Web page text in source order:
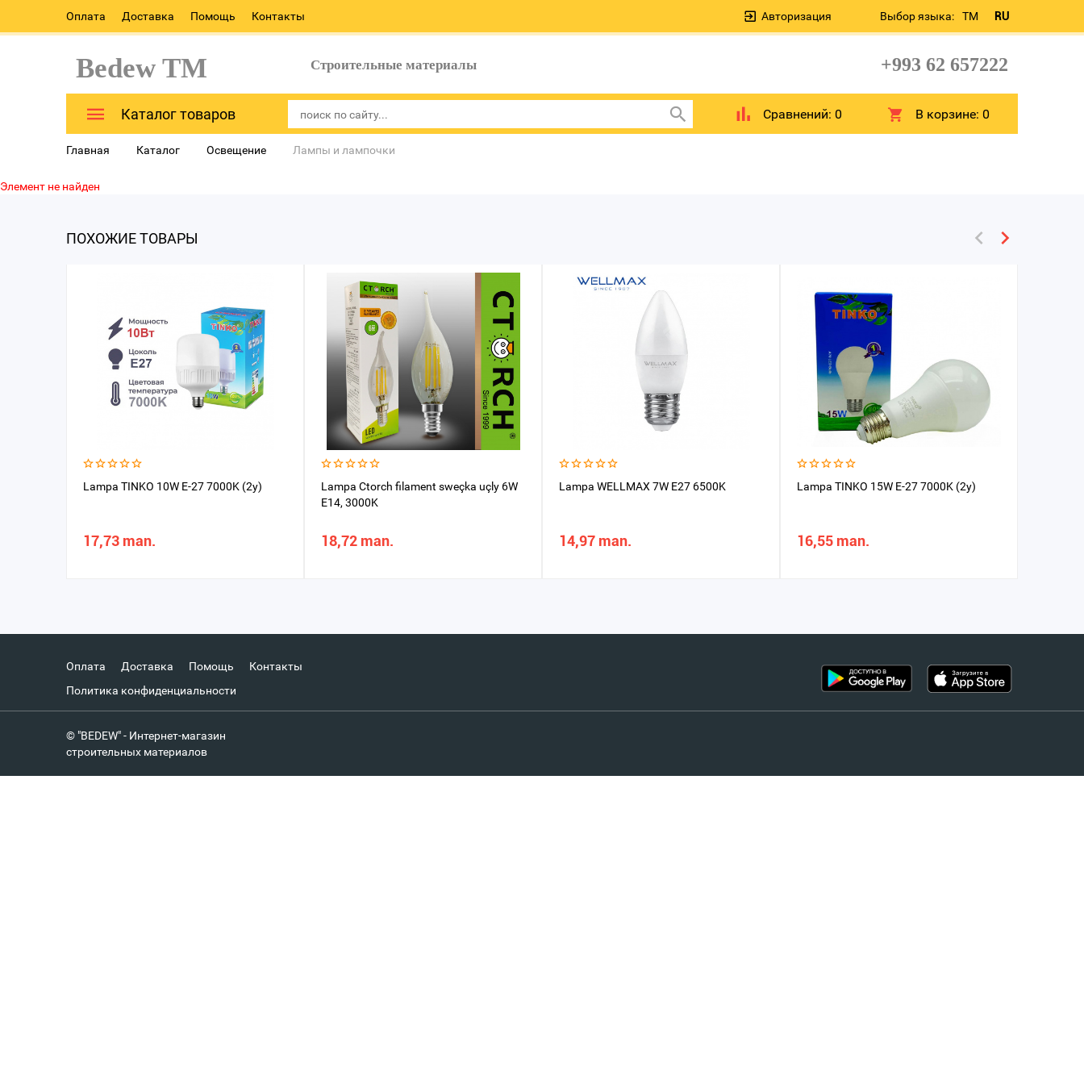
Оплата Доставка Помощь Контакты Выбор языка: TM RU
Авторизация
Bedew TM Строительные материалы +993 62 657222
Каталог товаров Сравнений: 0 В корзине:0
Главная Каталог Освещение Лампы и лампочки
Элемент не найден
ПОХОЖИЕ ТОВАРЫ
Lampa TINKO 10W E-27 7000K (2y)
17,73 man.
Lampa Ctorch filament sweçka uçly 6W
E14, 3000K
18,72 man.
Lampa WELLMAX 7W E27 6500K
14,97 man.
Lampa TINKO 15W E-27 7000K (2y)
16,55 man.
Оплата Доставка Помощь
Контакты
Политика конфиденциальности
© "BEDEW" - Интернет-магазин
строительных материалов